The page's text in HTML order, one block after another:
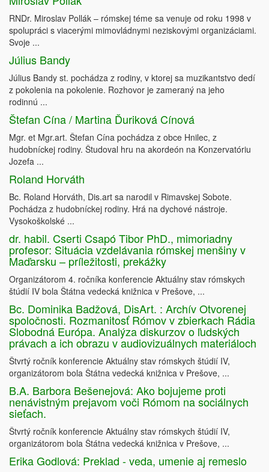
RNDr. Miroslav Pollák – rómskej téme sa venuje od roku 1998 v
spolupráci s viacerými mimovládnymi neziskovými organizáciami.
Svoje ...
Július Bandy
Július Bandy st. pochádza z rodiny, v ktorej sa muzikantstvo dedí
z pokolenia na pokolenie. Rozhovor je zameraný na jeho
rodinnú ...
Štefan Cína / Martina Ďuriková Cínová
Mgr. et Mgr.art. Štefan Cína pochádza z obce Hnilec, z
hudobníckej rodiny. Študoval hru na akordeón na Konzervatóriu
Jozefa ...
Roland Horváth
Bc. Roland Horváth, Dis.art sa narodil v Rimavskej Sobote.
Pochádza z hudobníckej rodiny. Hrá na dychové nástroje.
Vysokoškolské ...
dr. habil. Cserti Csapó Tibor PhD., mimoriadny
profesor: Situácia vzdelávania rómskej menšiny v
Maďarsku – príležitosti, prekážky
Organizátorom 4. ročníka konferencie Aktuálny stav rómskych
štúdií IV bola Štátna vedecká knižnica v Prešove, ...
Bc. Dominika Badžová, DisArt. : Archív Otvorenej
spoločnosti. Rozmanitosť Rómov v zbierkach Rádia
Slobodná Európa. Analýza diskurzov o ľudských
právach a ich obrazu v audiovizuálnych materiáloch
Štvrtý ročník konferencie Aktuálny stav rómskych štúdií IV,
organizátorom bola Štátna vedecká knižnica v Prešove, ...
B.A. Barbora Bešenejová: Ako bojujeme proti
nenávistným prejavom voči Rómom na sociálnych
sieťach.
Štvrtý ročník konferencie Aktuálny stav rómskych štúdií IV,
organizátorom bola Štátna vedecká knižnica v Prešove, ...
Erika Godlová: Preklad - veda, umenie aj remeslo